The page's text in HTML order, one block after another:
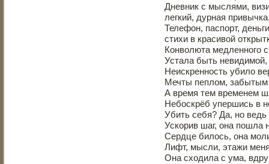
Дневник с мыслями,
легкий, дурная
Телефон, паспорт,
стихи в красивой
Конволюта медленного
Устала быть
Неискренность убило
Мечты пеплом,
А время тем временем
Небоскрёб упершись в
Убить себя? Да, но ведь
Ускорив шаг, она пошла
Сердце билось, она
Лифт, мысли, этажи
Она сходила с ума,